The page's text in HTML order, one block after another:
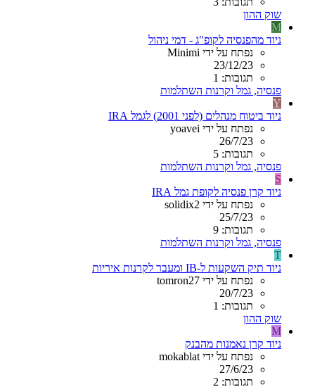
שוק ההון
M
ניוד מהפנסיה לקופ"ג - דמי ניהול
נפתח על ידי Minimi
23/12/23
תגובות: 1
פנסיה, גמל וקרנות השתלמות
Y
ניוד ביטוח מנהלים (לפני 2001) לגמל IRA
נפתח על ידי yoavei
26/7/23
תגובות: 5
פנסיה, גמל וקרנות השתלמות
S
ניוד קרן פנסיה לקופת גמל IRA
נפתח על ידי solidix2
25/7/23
תגובות: 9
פנסיה, גמל וקרנות השתלמות
T
ניוד תיק השקעות ל-IB ומעבר לקרנות איריות
נפתח על ידי tomron27
20/7/23
תגובות: 1
שוק ההון
M
ניוד קרן נאמנות מהבנק
נפתח על ידי mokablat
27/6/23
תגובות: 2